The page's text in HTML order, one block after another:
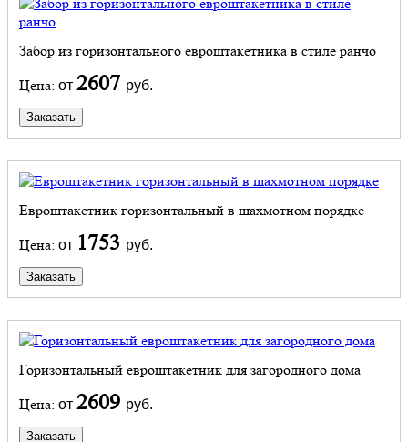
Забор из горизонтального евроштакетника в стиле ранчо
Цена: от 2607 руб.
Заказать
Евроштакетник горизонтальный в шахмотном порядке
Цена: от 1753 руб.
Заказать
Горизонтальный евроштакетник для загородного дома
Цена: от 2609 руб.
Заказать